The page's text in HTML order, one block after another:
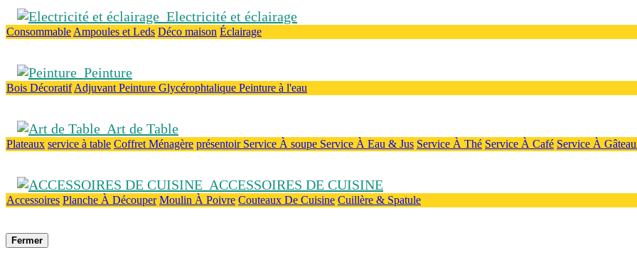
Electricité et éclairage
Consommable Ampoules et Leds Déco maison Éclairage
Peinture
Bois Décoratif Adjuvant Peinture Glycérophtalique Peinture à l'eau
Art de Table
Plateaux service à table Coffret Ménagère présentoir Service À soupe Service À Eau & Jus Service À Thé Service À Café Service À
ACCESSOIRES DE CUISINE
Accessoires Planche À Découper Moulin À Poivre Couteaux De Cuisine Cuillère & Spatule
Fermer